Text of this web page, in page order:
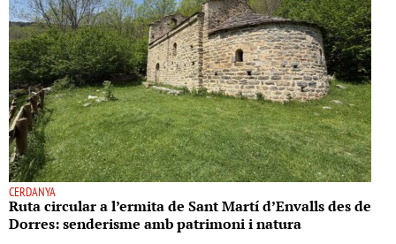
CERDANYA
Ruta circular a l’ermita de Sant Martí d’Envalls des de
Dorres: senderisme amb patrimoni i natura